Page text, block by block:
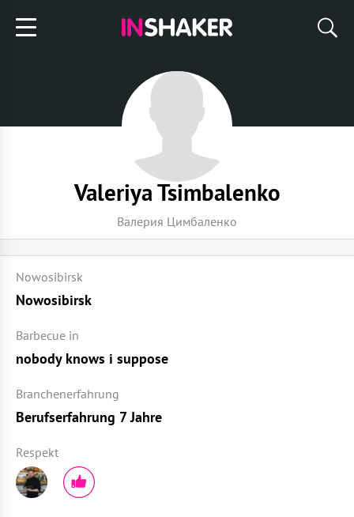
Valeriya Tsimbalenko
Валерия Цимбаленко
Nowosibirsk
Nowosibirsk
Barbecue in
nobody knows i suppose
Branchenerfahrung
Berufserfahrung 7 Jahre
Respekt